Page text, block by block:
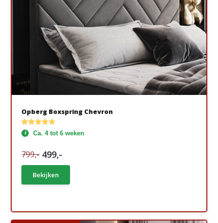
Opberg Boxspring Chevron
Ca. 4 tot 6 weken
799,- 499,-
Bekijken